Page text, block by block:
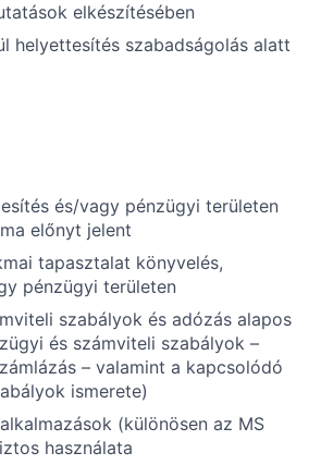
elkészítésében
helyettesítés szabadságolás alatt
és/vagy pénzügyi területen
előnyt jelent
tapasztalat könyvelés,
pénzügyi területen
szabályok és adózás alapos
és számviteli szabályok –
– valamint a kapcsolódó
ismerete)
(különösen az MS
használata